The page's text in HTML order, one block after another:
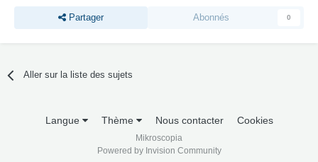
Partager Abonnés 0
Aller sur la liste des sujets
Langue Thème Nous contacter Cookies
Mikroscopia
Powered by Invision Community